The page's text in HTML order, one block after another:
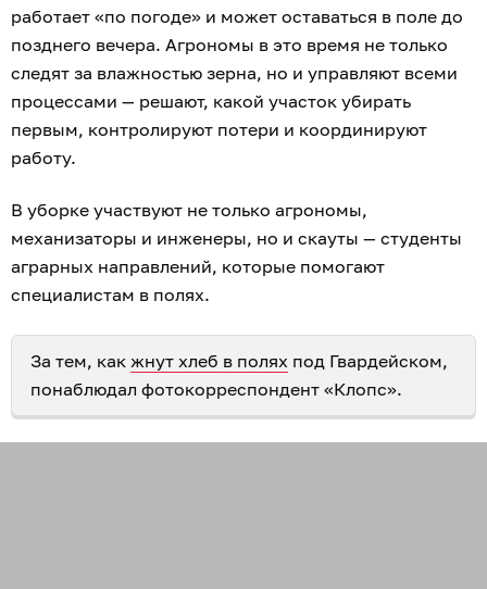
работает «по погоде» и может оставаться в поле до
позднего вечера. Агрономы в это время не только
следят за влажностью зерна, но и управляют всеми
процессами — решают, какой участок убирать
первым, контролируют потери и координируют
работу.
В уборке участвуют не только агрономы,
механизаторы и инженеры, но и скауты — студенты
аграрных направлений, которые помогают
специалистам в полях.
За тем, как жнут хлеб в полях под Гвардейском,
понаблюдал фотокорреспондент «Клопс».